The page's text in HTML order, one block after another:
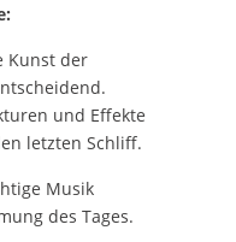
Kunst der
und Effekte
letzten Schliff.
Musik
des Tages.